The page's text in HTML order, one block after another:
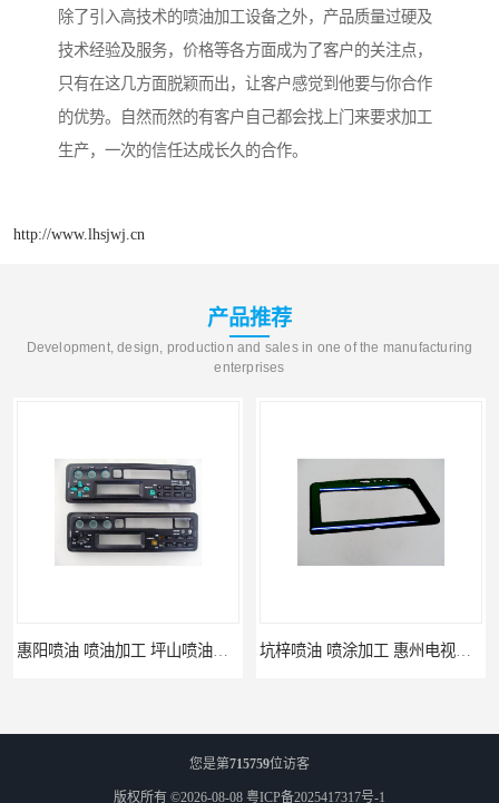
除了引入高技术的喷油加工设备之外，产品质量过硬及
技术经验及服务，价格等各方面成为了客户的关注点，
只有在这几方面脱颖而出，让客户感觉到他要与你合作
的优势。自然而然的有客户自己都会找上门来要求加工
生产，一次的信任达成长久的合作。
http://www.lhsjwj.cn
产品推荐
Development, design, production and sales in one of the manufacturing
enterprises
您是第715759位访客
版权所有 ©2026-08-08 粤ICP备2025417317号-1